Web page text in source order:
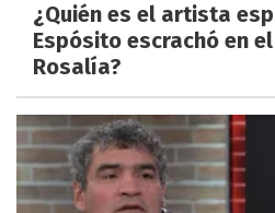
¿Quién es el artista
Espósito escrachó en
Rosalía?